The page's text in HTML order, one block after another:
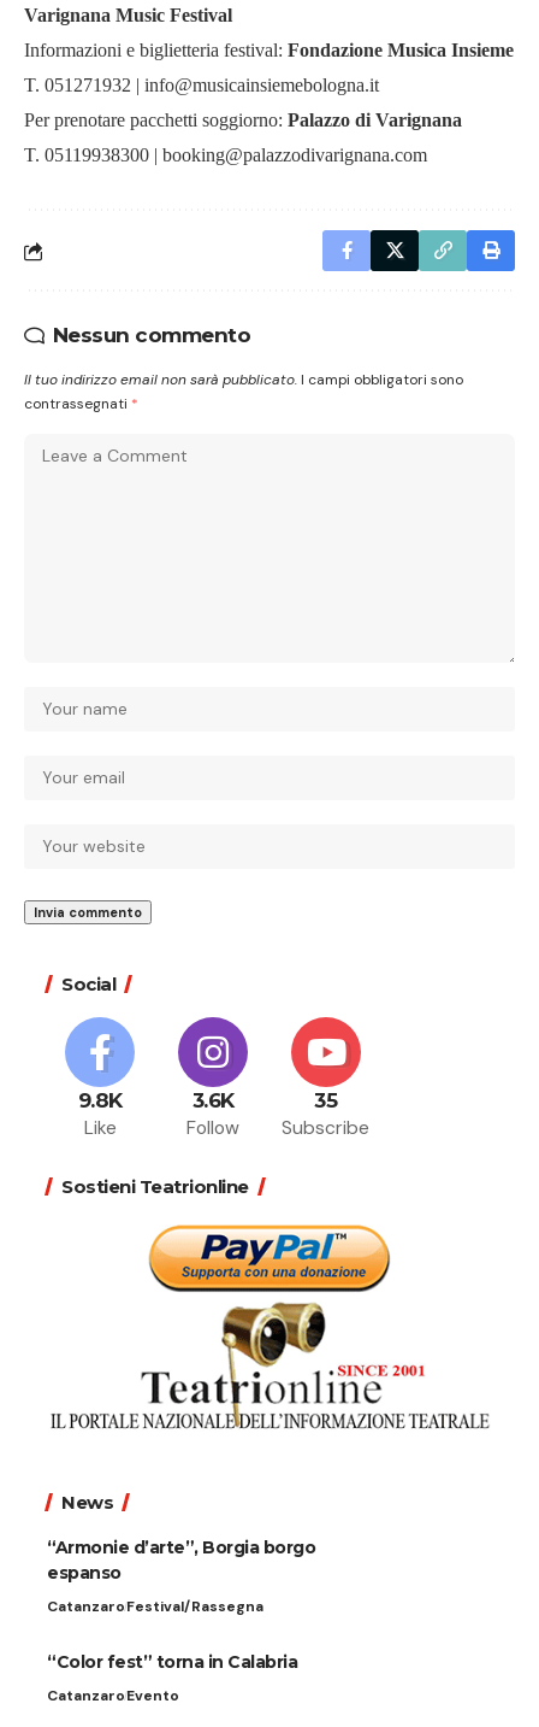
Varignana Music Festival
Informazioni e biglietteria festival: Fondazione Musica Insieme
T. 051271932 | info@musicainsiemebologna.it
Per prenotare pacchetti soggiorno: Palazzo di Varignana
T. 05119938300 | booking@palazzodivarignana.com
Nessun commento
Il tuo indirizzo email non sarà pubblicato. I campi obbligatori sono
contrassegnati *
Social
9.8K
Like
3.6K
Follow
35
Subscribe
Sostieni Teatrionline
News
“Armonie d’arte”, Borgia borgo
espanso
CatanzaroFestival/Rassegna
“Color fest” torna in Calabria
CatanzaroEvento